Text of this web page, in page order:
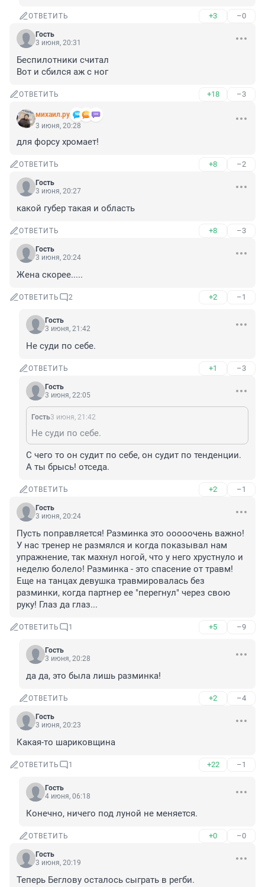
ОТВЕТИТЬ +3 –0
Гость
3 июня, 20:31
Беспилотники считал
Вот и сбился аж с ног
ОТВЕТИТЬ +18 –3
михаил.ру
3 июня, 20:28
для форсу хромает!
ОТВЕТИТЬ +8 –2
Гость
3 июня, 20:27
какой губер такая и область
ОТВЕТИТЬ +8 –3
Гость
3 июня, 20:24
Жена скорее.....
ОТВЕТИТЬ 2 +2 –1
Гость
3 июня, 21:42
Не суди по себе.
ОТВЕТИТЬ +1 –3
Гость
3 июня, 22:05
Гость3 июня, 21:42
Не суди по себе.
С чего то он судит по себе, он судит по тенденции.
А ты брысь! отседа.
ОТВЕТИТЬ +2 –1
Гость
3 июня, 20:24
Пусть поправляется! Разминка это ооооочень важно!
У нас тренер не размялся и когда показывал нам
упражнение, так махнул ногой, что у него хрустнуло и
неделю болело! Разминка - это спасение от травм!
Еще на танцах девушка травмировалась без
разминки, когда партнер ее "перегнул" через свою
руку! Глаз да глаз...
ОТВЕТИТЬ 1 +5 –9
Гость
3 июня, 20:28
да да, это была лишь разминка!
ОТВЕТИТЬ +2 –4
Гость
3 июня, 20:23
Какая-то шариковщина
ОТВЕТИТЬ 1 +22 –1
Гость
4 июня, 06:18
Конечно, ничего под луной не меняется.
ОТВЕТИТЬ +0 –0
Гость
3 июня, 20:19
Теперь Беглову осталось сыграть в регби.